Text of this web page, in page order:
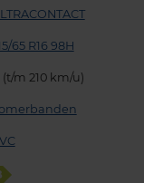
65 R16 98H
(t/m 210 km/u)